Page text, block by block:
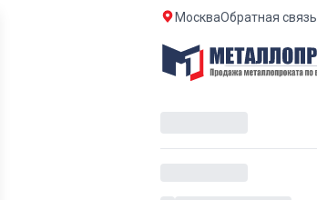
МоскваОбратная связь